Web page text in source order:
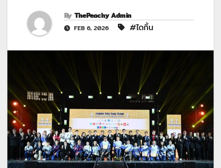
By ThePeachy Admin
FEB 6, 2026 #ไดกิ้น